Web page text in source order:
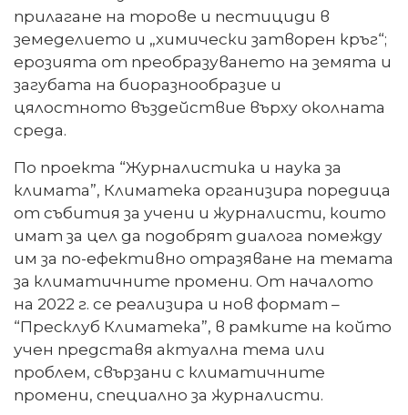
прилагане на торове и пестициди в
земеделието и „химически затворен кръг“;
ерозията от преобразуването на земята и
загубата на биоразнообразие и
цялостното въздействие върху околната
среда.
По проекта “Журналистика и наука за
климата”, Климатека организира поредица
от събития за учени и журналисти, които
имат за цел да подобрят диалога помежду
им за по-ефективно отразяване на темата
за климатичните промени. От началото
на 2022 г. се реализира и нов формат –
“Пресклуб Климатека”, в рамките на който
учен представя актуална тема или
проблем, свързани с климатичните
промени, специално за журналисти.